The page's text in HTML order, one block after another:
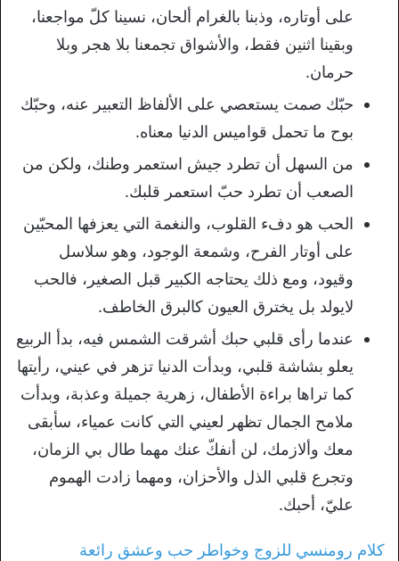
على أوتاره، وذبنا بالغرام ألحان، نسينا كلّ مواجعنا،
وبقينا اثنين فقط، والأشواق تجمعنا بلا هجر وبلا
حرمان.
حبّك صمت يستعصي على الألفاظ التعبير عنه، وحبّك
بوح ما تحمل قواميس الدنيا معناه.
من السهل أن تطرد جيش استعمر وطنك، ولكن من
الصعب أن تطرد حبّ استعمر قلبك.
الحب هو دفء القلوب، والنغمة التي يعزفها المحبّين
على أوتار الفرح، وشمعة الوجود، وهو سلاسل
وقيود، ومع ذلك يحتاجه الكبير قبل الصغير، فالحب
لايولد بل يخترق العيون كالبرق الخاطف.
عندما رأى قلبي حبك أشرقت الشمس فيه، بدأ الربيع
يعلو بشاشة قلبي، وبدأت الدنيا تزهر في عيني، رأيتها
كما تراها براءة الأطفال، زهرية جميلة وعذبة، وبدأت
ملامح الجمال تظهر لعيني التي كانت عمياء، سأبقى
معك وألازمك، لن أنفكّ عنك مهما طال بي الزمان،
وتجرع قلبي الذل والأحزان، ومهما زادت الهموم
عليّ، أحبك.
كلام رومنسي للزوج وخواطر حب وعشق رائعة